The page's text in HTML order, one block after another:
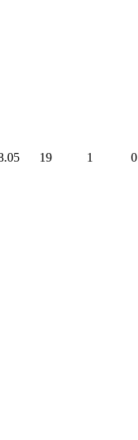
19 1 0